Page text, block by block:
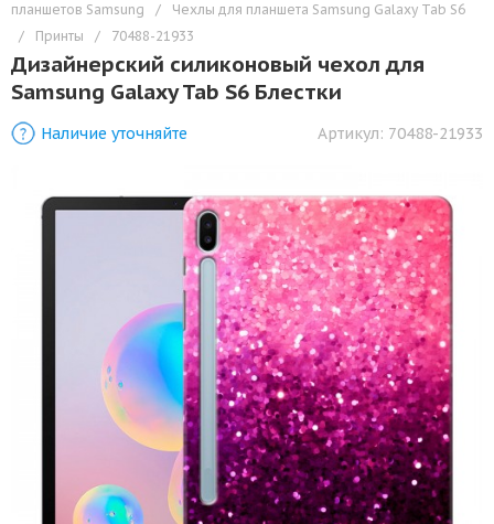
планшетов Samsung
/
Чехлы для планшета Samsung Galaxy Tab S6
/
Принты / 70488-21933
Дизайнерский силиконовый чехол для
Samsung Galaxy Tab S6 Блестки
Наличие уточняйте Артикул: 70488-21933